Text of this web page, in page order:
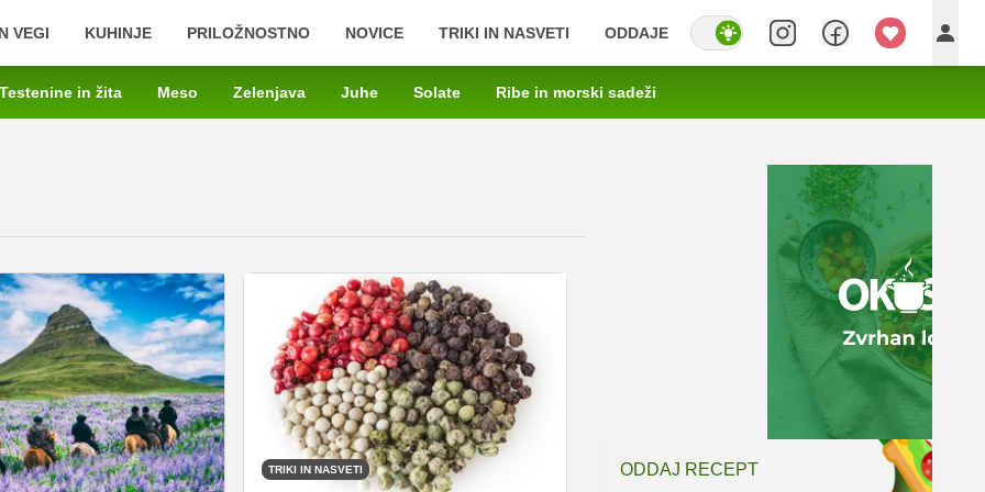
VEGI KUHINJE PRILOŽNOSTNO NOVICE TRIKI IN NASVETI ODDAJE
Testenine in žita Meso Zelenjava Juhe Solate Ribe in morski sadeži
TRIKI IN NASVETI ODDAJ RECEPT